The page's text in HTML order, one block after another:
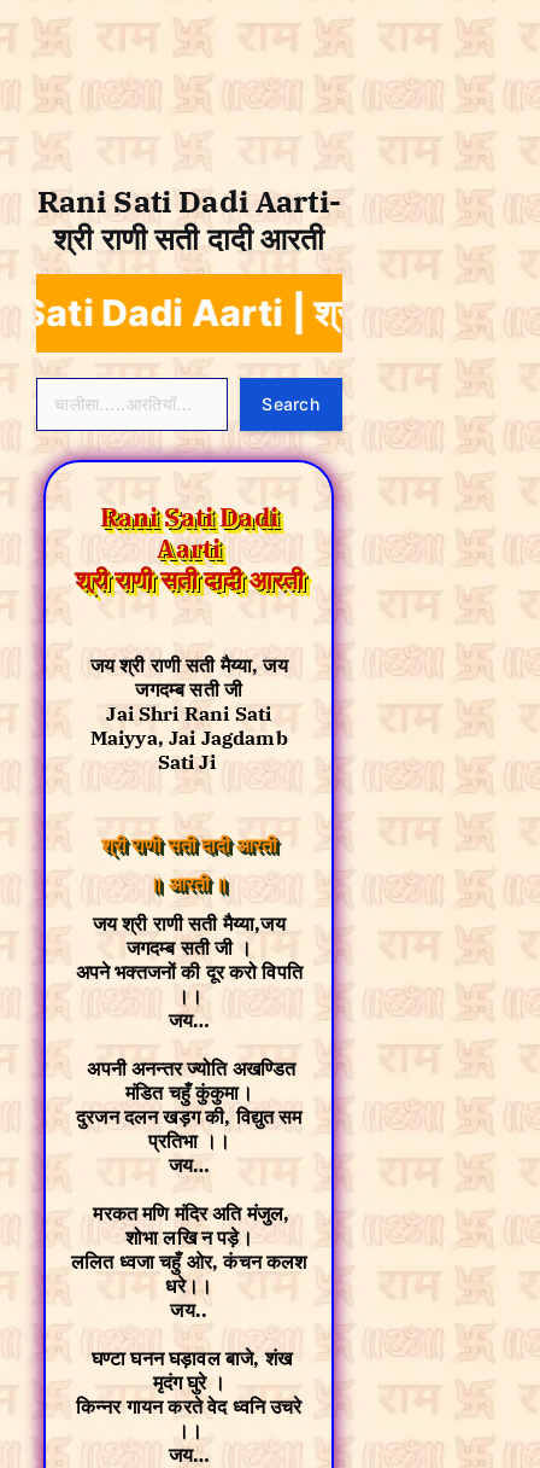
Rani Sati Dadi Aarti-
श्री राणी सती दादी आरती
Dadi Aarti | श्री राणी सती दादी
Search
Search
Rani Sati Dadi
Aarti
श्री राणी सती दादी आरती
जय श्री राणी सती मैय्या, जय
जगदम्ब सती जी
Jai Shri Rani Sati
Maiyya, Jai Jagdamb
Sati Ji
श्री राणी सती दादी आरती
॥ आरती ॥
जय श्री राणी सती मैय्या,जय
जगदम्ब सती जी ।
अपने भक्तजनों की दूर करो विपति
।।
जय…
अपनी अनन्तर ज्योति अखण्डित
मंडित चहुँ कुंकुमा।
दुरजन दलन खड़ग की, विद्युत सम
प्रतिभा ।।
जय…
मरकत मणि मंदिर अति मंजुल,
शोभा लखि न पड़े।
ललित ध्वजा चहुँ ओर, कंचन कलश
धरे।।
जय..
घण्टा घनन घड़ावल बाजे, शंख
मृदंग घुरे ।
किन्नर गायन करते वेद ध्वनि उचरे
।।
जय…